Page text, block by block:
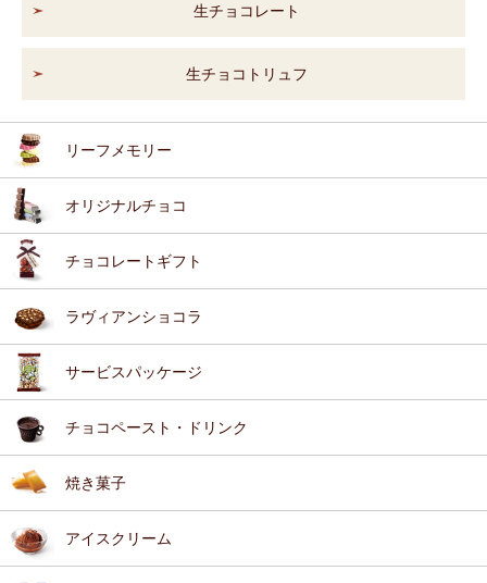
生チョコレート
生チョコトリュフ
リーフメモリー
オリジナルチョコ
チョコレートギフト
ラヴィアンショコラ
サービスパッケージ
チョコペースト・ドリンク
焼き菓子
アイスクリーム